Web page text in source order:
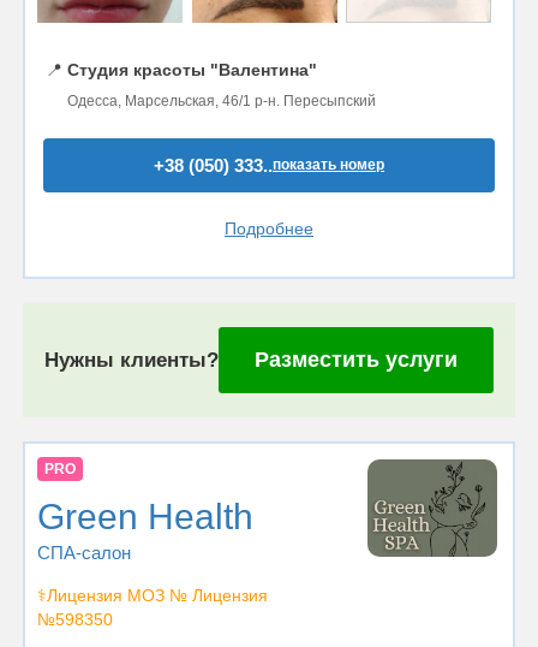
📍 Студия красоты "Валентина"
Одесса, Марсельская, 46/1 р-н. Пересыпский
+38 (050) 333..показать номер
Подробнее
Нужны клиенты? Разместить услуги
PRO
Green Health
СПА-салон
⚕️Лицензия МОЗ № Лицензия
№598350